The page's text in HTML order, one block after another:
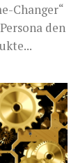
Changer“
den